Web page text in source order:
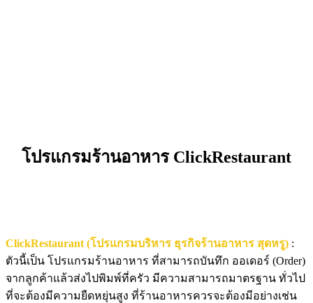
โปรแกรมร้านอาหาร ClickRestaurant
ClickRestaurant (โปรแกรมบริหาร ธุรกิจร้านอาหาร สุดหรู) :
ตัวนี้เป็น โปรแกรมร้านอาหาร ที่สามารถบันทึก ออเดอร์ (Order)
จากลูกค้าแล้วส่งไปพิมพ์ที่ครัว มีความสามารถมาตรฐาน ทั่วไป
ที่จะต้องมีความยืดหยุ่นสูง ที่ร้านอาหารควรจะต้องมีอย่างเช่น